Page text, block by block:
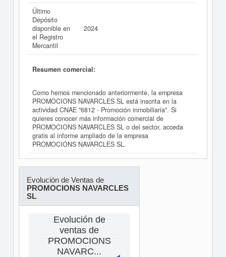
Último
Depósito
disponible en
el Registro
Mercantil
2024
Resumen comercial:
Como hemos mencionado anteriormente, la empresa
PROMOCIONS NAVARCLES SL está inscrita en la
actividad CNAE "6812 - Promoción inmobiliaria". Si
quieres conocer más información comercial de
PROMOCIONS NAVARCLES SL o del sector, acceda
gratis al informe ampliado de la empresa
PROMOCIONS NAVARCLES SL.
Evolución de Ventas de
PROMOCIONS NAVARCLES
SL
Evolución de
ventas de
PROMOCIONS
NAVARC...